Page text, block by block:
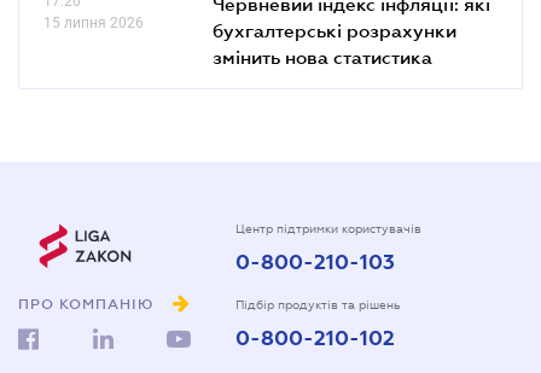
15 липня 2026
бухгалтерські розрахунки
змінить нова статистика
ПРО КОМПАНІЮ
Центр підтримки користувачів
0-800-210-103
Підбір продуктів та рішень
0-800-210-102